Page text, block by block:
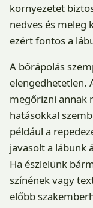
környezetet
nedves és meleg
ezért fontos a
A bőrápolás
elengedhetetlen.
megőrizni annak
hatásokkal
például a
javasolt a lábunk
Ha észlelünk
színének vagy
előbb